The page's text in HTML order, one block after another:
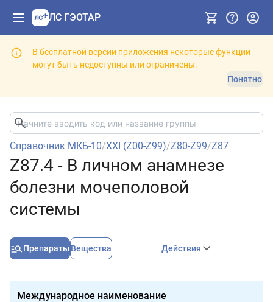
ЛС ГЭОТАР
В бесплатной версии приложения некоторые функции
могут быть недоступны или ограничены.
Понятно
Справочник МКБ-10/XXI (Z00-Z99)/Z80-Z99/Z87
Z87.4 - В личном анамнезе
болезни мочеполовой
системы
Препараты Вещества Действия
Международное наименование